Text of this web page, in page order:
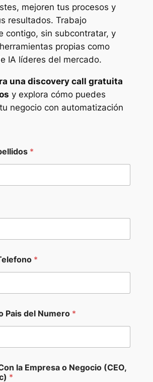
mejoren tus procesos y
resultados. Trabajo
contigo, sin subcontratar, y
propias como
IA líderes del mercado.
una discovery call gratuita
y explora cómo puedes
negocio con automatización
*
*
Pais del Numero *
la Empresa o Negocio (CEO,
*